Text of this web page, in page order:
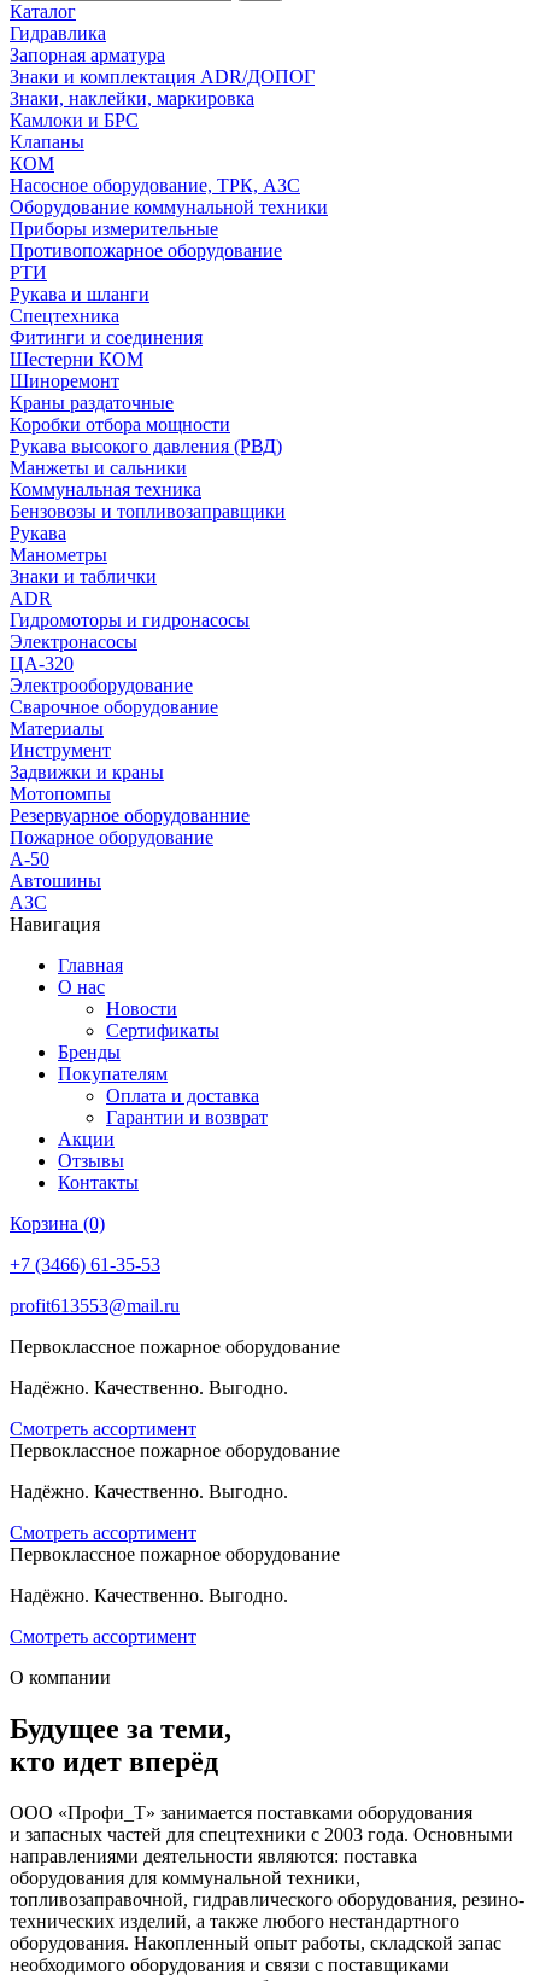
Каталог
Гидравлика
Запорная арматура
Знаки и комплектация ADR/ДОПОГ
Знаки, наклейки, маркировка
Камлоки и БРС
Клапаны
КОМ
Насосное оборудование, ТРК, АЗС
Оборудование коммунальной техники
Приборы измерительные
Противопожарное оборудование
РТИ
Рукава и шланги
Спецтехника
Фитинги и соединения
Шестерни КОМ
Шиноремонт
Краны раздаточные
Коробки отбора мощности
Рукава высокого давления (РВД)
Манжеты и сальники
Коммунальная техника
Бензовозы и топливозаправщики
Рукава
Манометры
Знаки и таблички
ADR
Гидромоторы и гидронасосы
Электронасосы
ЦА-320
Электрооборудование
Сварочное оборудование
Материалы
Инструмент
Задвижки и краны
Мотопомпы
Резервуарное оборудованние
Пожарное оборудование
А-50
Автошины
АЗС
Навигация
Главная
О нас
Новости
Сертификаты
Бренды
Покупателям
Оплата и доставка
Гарантии и возврат
Акции
Отзывы
Контакты
Корзина (0)
+7 (3466) 61-35-53
profit613553@mail.ru
Первоклассное пожарное оборудование
Надёжно. Качественно. Выгодно.
Смотреть ассортимент
Первоклассное пожарное оборудование
Надёжно. Качественно. Выгодно.
Смотреть ассортимент
Первоклассное пожарное оборудование
Надёжно. Качественно. Выгодно.
Смотреть ассортимент
О компании
Будущее за теми,
кто идет вперёд
ООО «Профи_Т» занимается поставками оборудования
и запасных частей для спецтехники с 2003 года. Основными
направлениями деятельности являются: поставка
оборудования для коммунальной техники,
топливозаправочной, гидравлического оборудования, резино-
технических изделий, а также любого нестандартного
оборудования. Накопленный опыт работы, складской запас
необходимого оборудования и связи с поставщиками